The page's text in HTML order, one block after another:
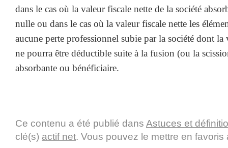
dans le cas où la valeur fiscale nette de la société
nulle ou dans le cas où la valeur fiscale nette les
aucune perte professionnel subie par la société dont la
ne pourra être déductible suite à la fusion (ou la
absorbante ou bénéficiaire.
Ce contenu a été publié dans Astuces et
clé(s) actif net. Vous pouvez le mettre en